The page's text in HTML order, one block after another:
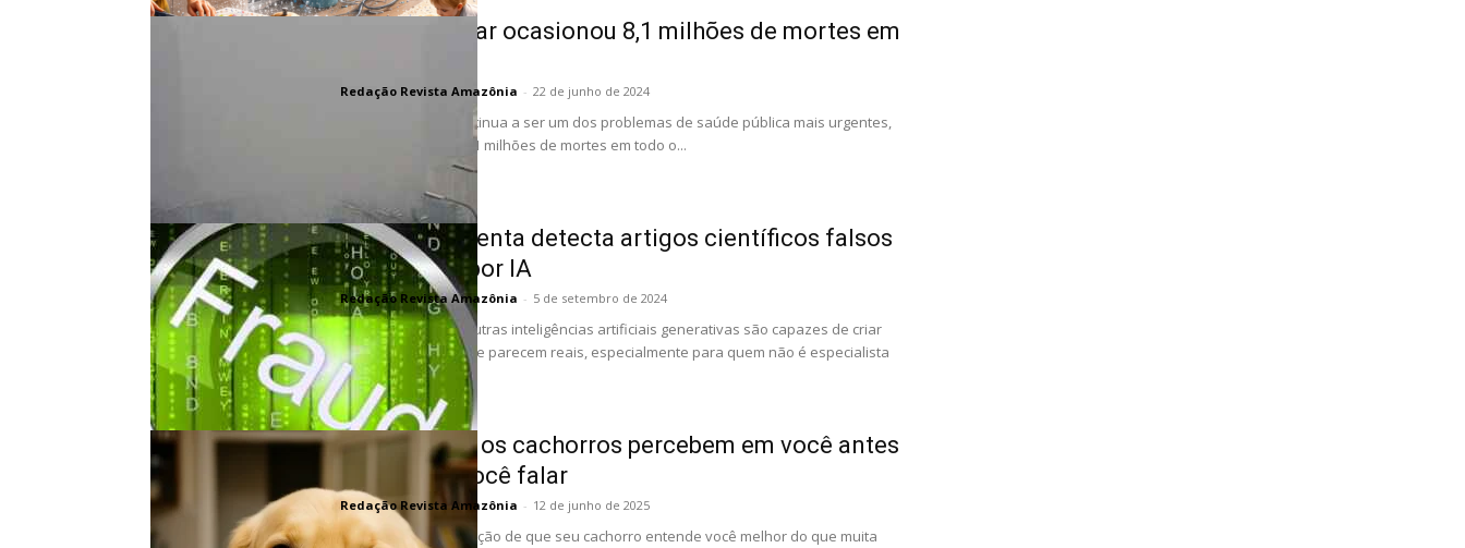
Poluição do ar ocasionou 8,1 milhões de mortes em
Redação Revista Amazônia - 22 de junho de 2024
A poluição do ar continua a ser um dos problemas de saúde pública mais urgentes,
contribuindo para 8,1 milhões de mortes em todo o...
Nova ferramenta detecta artigos científicos falsos
produzidos por IA
Redação Revista Amazônia - 5 de setembro de 2024
Com o ChatGPT e outras inteligências artificiais generativas são capazes de criar
artigos científicos que parecem reais, especialmente para quem não é especialista
na...
7 coisas que os cachorros percebem em você antes
mesmo de você falar
Redação Revista Amazônia - 12 de junho de 2025
Você já teve a sensação de que seu cachorro entende você melhor do que muita